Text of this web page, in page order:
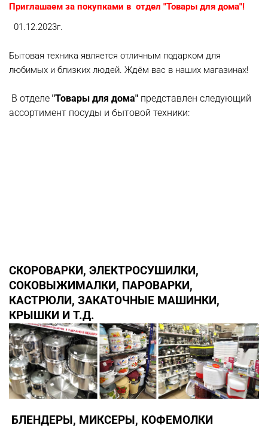
Приглашаем за покупками в отдел "Товары для дома"!
01.12.2023г.
Бытовая техника является отличным подарком для
любимых и близких людей. Ждём вас в наших магазинах!
В отделе "Товары для дома" представлен следующий
ассортимент посуды и бытовой техники:
СКОРОВАРКИ, ЭЛЕКТРОСУШИЛКИ,
СОКОВЫЖИМАЛКИ, ПАРОВАРКИ,
КАСТРЮЛИ, ЗАКАТОЧНЫЕ МАШИНКИ,
КРЫШКИ И Т.Д.
БЛЕНДЕРЫ, МИКСЕРЫ, КОФЕМОЛКИ